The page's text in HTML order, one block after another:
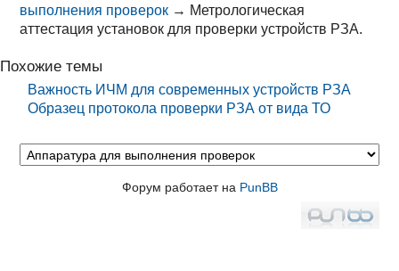
выполнения проверок → Метрологическая
аттестация установок для проверки устройств РЗА.
Похожие темы
Важность ИЧМ для современных устройств РЗА
Образец протокола проверки РЗА от вида ТО
Форум работает на PunBB